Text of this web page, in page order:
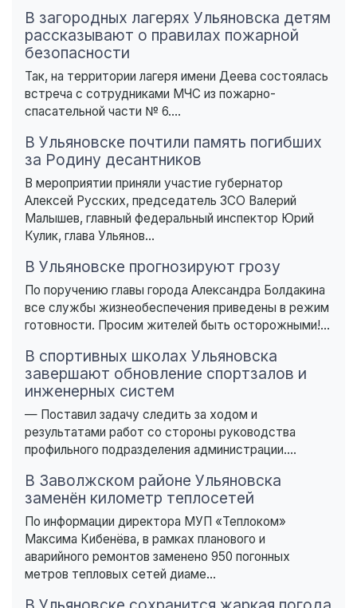
В загородных лагерях Ульяновска детям
рассказывают о правилах пожарной
безопасности
Так, на территории лагеря имени Деева состоялась
встреча с сотрудниками МЧС из пожарно-
спасательной части № 6....
В Ульяновске почтили память погибших
за Родину десантников
В мероприятии приняли участие губернатор
Алексей Русских, председатель ЗСО Валерий
Малышев, главный федеральный инспектор Юрий
Кулик, глава Ульянов...
В Ульяновске прогнозируют грозу
По поручению главы города Александра Болдакина
все службы жизнеобеспечения приведены в режим
готовности. Просим жителей быть осторожными!...
В спортивных школах Ульяновска
завершают обновление спортзалов и
инженерных систем
— Поставил задачу следить за ходом и
результатами работ со стороны руководства
профильного подразделения администрации....
В Заволжском районе Ульяновска
заменён километр теплосетей
По информации директора МУП «Теплоком»
Максима Кибенёва, в рамках планового и
аварийного ремонтов заменено 950 погонных
метров тепловых сетей диаме...